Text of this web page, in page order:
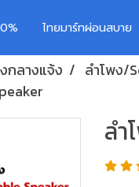
ไทยมาร์ทผ่อนสบาย
กลางแจ้ง
ลำโพง/
ลำ